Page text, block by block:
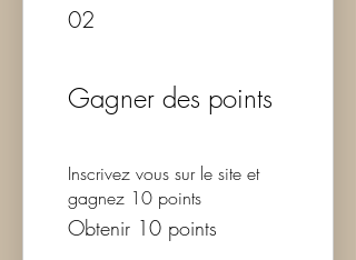
02
Gagner des points
Inscrivez vous sur le site et
gagnez 10 points
Obtenir 10 points